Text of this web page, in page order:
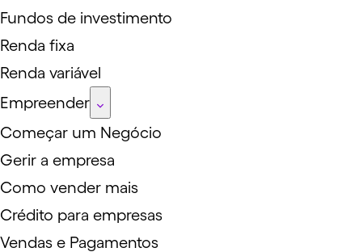
Fundos de investimento
Renda fixa
Renda variável
Empreender
Começar um Negócio
Gerir a empresa
Como vender mais
Crédito para empresas
Vendas e Pagamentos